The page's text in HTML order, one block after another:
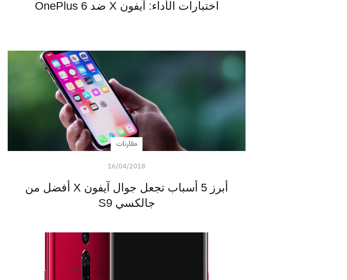
اختبارات الأداء: آيفون X ضد OnePlus 6
مقارنات
16/04/2018
أبرز 5 أسباب تجعل جوال آيفون X أفضل من
جالكسي S9